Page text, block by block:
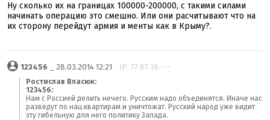
Ну сколько их на границах 100000-200000, с такими силами
начинать операцию это смешно. Или они расчитывают что на
их сторону перейдут армия и менты как в Крыму?.
123456 _ 28.03.2014 12:21 IP: 77.87.36.---
Ростислав Власюк:
123456:
Нам с Россией делить нечего. Русским надо объединятся. Иначе нас
разведут по нац.квартирам и уничтожат. Русский народ уже видит
эту гибельную для него политику Запада.